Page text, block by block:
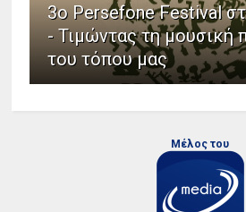
3ο Persefone Festival
- Τιμώντας τη μουσική
του τόπου μας
Μέλος του